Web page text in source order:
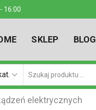
16:00w kraju
SKLEP BLOG
elektrycznych